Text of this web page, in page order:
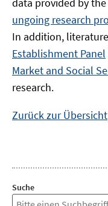
ungoing research
In addition,
Establishment Panel
Market and Social
research.
Zurück zur Übersicht
Suche